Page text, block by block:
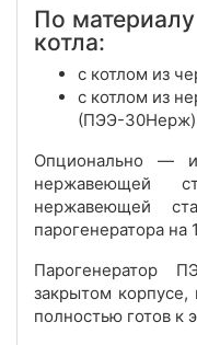
По
котла:
с котлом из
с котлом из
(ПЭЭ-
Опционально —
нержавеющей
нержавеющей
парогенератора на
Парогенератор
закрытом
полностью готов к